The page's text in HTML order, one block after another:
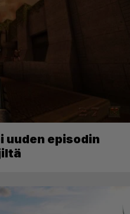
uuden episodin